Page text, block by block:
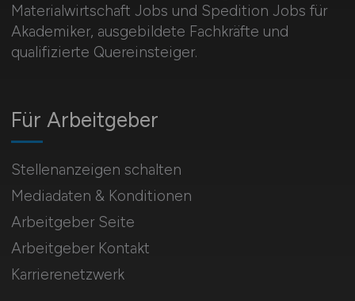
Materialwirtschaft Jobs und Spedition Jobs für
Akademiker, ausgebildete Fachkräfte und
qualifizierte Quereinsteiger.
Für Arbeitgeber
Stellenanzeigen schalten
Mediadaten & Konditionen
Arbeitgeber Seite
Arbeitgeber Kontakt
Karrierenetzwerk